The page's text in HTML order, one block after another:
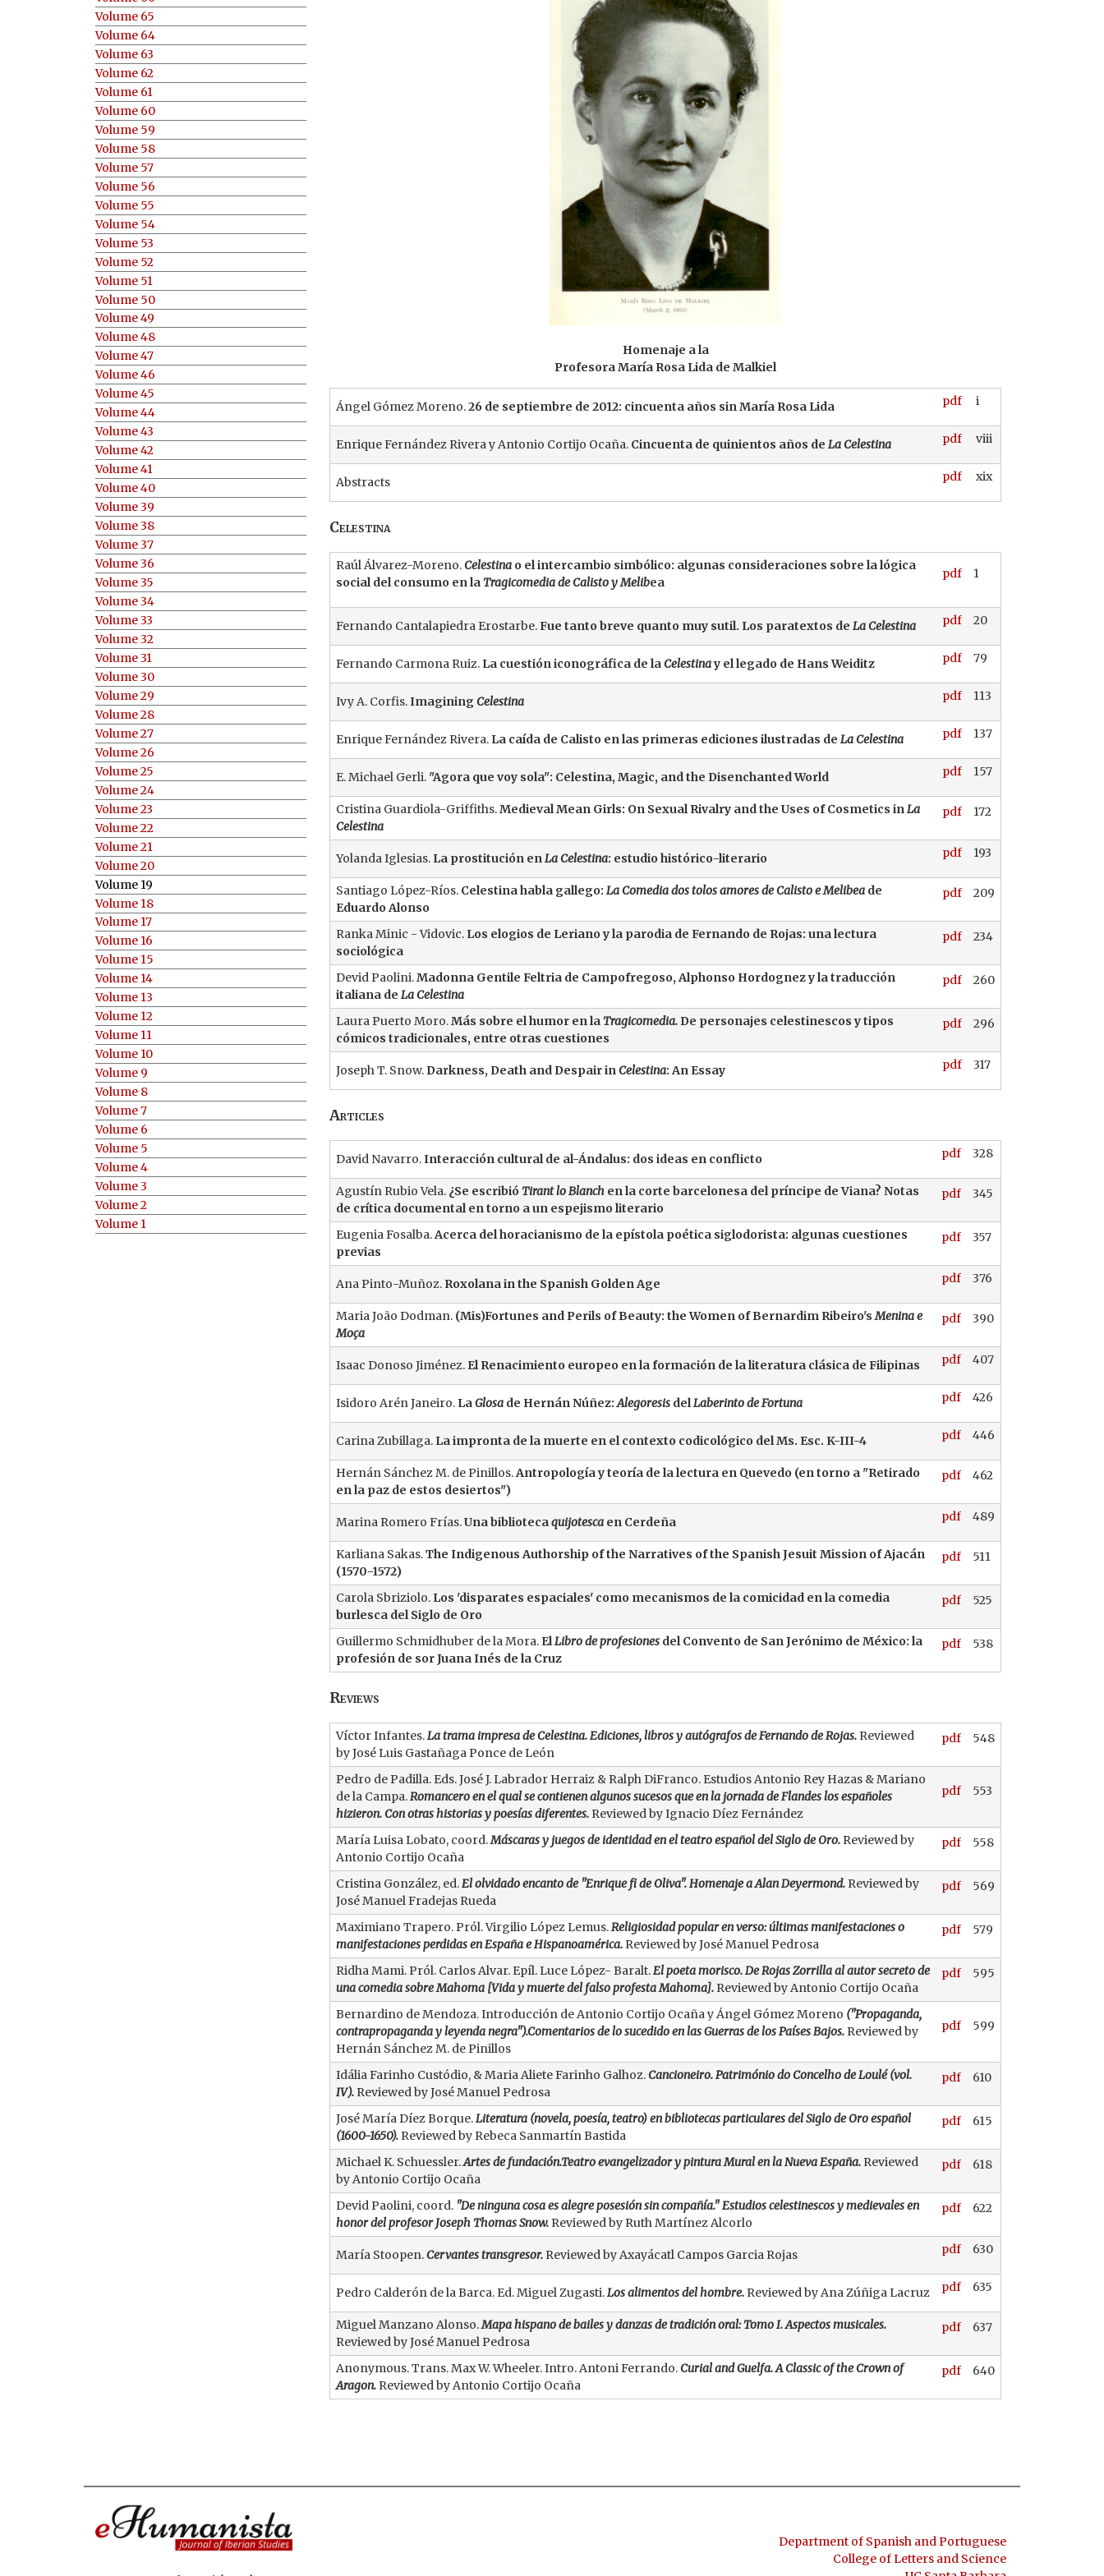
Homenaje a la
Profesora María Rosa Lida de Malkiel
Ángel Gómez Moreno.26 de septiembre de 2012: cincuenta años sin María Rosa Lida pdf i
Enrique Fernández Rivera y Antonio Cortijo Ocaña. Cincuenta de quinientos años de La Celestina pdf viii
Abstracts pdf xix
Celestina
Raúl Álvarez-Moreno.Celestina o el intercambio simbólico: algunas consideraciones sobre la lógica
social del consumo en laTragicomedia de Calisto y Melibea
pdf 1
Fernando Cantalapiedra Erostarbe.Fue tanto breve quanto muy sutil. Los paratextos de La Celestina pdf 20
Fernando Carmona Ruiz. La cuestión iconográfica de laCelestinay el legado de Hans Weiditz pdf 79
Ivy A. Corfis.ImaginingCelestina pdf 113
Enrique Fernández Rivera. La caída de Calisto en las primeras ediciones ilustradas de La Celestina pdf 137
E. Michael Gerli. "Agora que voy sola": Celestina, Magic, and the Disenchanted World pdf 157
Cristina Guardiola-Griffiths.Medieval Mean Girls: On Sexual Rivalry and the Uses of Cosmetics inLa
Celestina
pdf 172
Yolanda Iglesias. La prostitución enLa Celestina: estudio histórico-literario pdf 193
Santiago López-Ríos. Celestina habla gallego: La Comedia dos tolos amores de Calisto e Melibea de
Eduardo Alonso
pdf 209
Ranka Minic - Vidovic. Los elogios de Leriano y la parodia de Fernando de Rojas: una lectura
sociológica
pdf 234
Devid Paolini.Madonna Gentile Feltria de Campofregoso, Alphonso Hordognez y la traducción
italiana de La Celestina
pdf 260
Laura Puerto Moro.Más sobre el humor en laTragicomedia. De personajes celestinescos y tipos
cómicos tradicionales, entre otras cuestiones
pdf 296
Joseph T. Snow. Darkness, Death and Despair inCelestina: An Essay pdf 317
Articles
David Navarro.Interacción cultural de al-Ándalus: dos ideas en conflicto pdf 328
Agustín Rubio Vela. ¿Se escribió Tirant lo Blanch en la corte barcelonesa del príncipe de Viana? Notas
de crítica documental en torno a un espejismo literario
pdf 345
Eugenia Fosalba.Acerca del horacianismo de la epístola poética siglodorista: algunas cuestiones
previas
pdf 357
Ana Pinto-Muñoz. Roxolana in the Spanish Golden Age pdf 376
Maria João Dodman. (Mis)Fortunes and Perils of Beauty: the Women of Bernardim Ribeiro'sMenina e
Moça
pdf 390
Isaac Donoso Jiménez. El Renacimiento europeo en la formación de la literatura clásica de Filipinas pdf 407
Isidoro Arén Janeiro. LaGlosa de Hernán Núñez:Alegoresis delLaberinto de Fortuna pdf 426
Carina Zubillaga. La impronta de la muerte en el contexto codicológico del Ms. Esc. K-III-4 pdf 446
Hernán Sánchez M. de Pinillos.Antropología y teoría de la lectura en Quevedo (en torno a "Retirado
en la paz de estos desiertos")
pdf 462
Marina Romero Frías.Una bibliotecaquijotesca en Cerdeña pdf 489
Karliana Sakas.The Indigenous Authorship of the Narratives of the Spanish Jesuit Mission of Ajacán
(1570-1572)
pdf 511
Carola Sbriziolo. Los 'disparates espaciales' como mecanismos de la comicidad en la comedia
burlesca del Siglo de Oro
pdf 525
Guillermo Schmidhuber de la Mora. ElLibro de profesiones del Convento de San Jerónimo de México: la
profesión de sor Juana Inés de la Cruz
pdf 538
Reviews
Víctor Infantes.La trama impresa de Celestina. Ediciones, libros y autógrafos de Fernando de Rojas. Reviewed
by José Luis Gastañaga Ponce de León
pdf 548
Pedro de Padilla. Eds. José J. Labrador Herraiz & Ralph DiFranco. Estudios Antonio Rey Hazas & Mariano
de la Campa.Romancero en el qual se contienen algunos sucesos que en la jornada de Flandes los españoles
hizieron. Con otras historias y poesías diferentes. Reviewed by Ignacio Díez Fernández
pdf 553
María Luisa Lobato, coord.Máscaras y juegos de identidad en el teatro español del Siglo de Oro. Reviewed by
Antonio Cortijo Ocaña
pdf 558
Cristina González, ed.El olvidado encanto de "Enrique fi de Oliva". Homenaje a Alan Deyermond. Reviewed by
José Manuel Fradejas Rueda
pdf 569
Maximiano Trapero. Pról. Virgilio López Lemus.Religiosidad popular en verso: últimas manifestaciones o
manifestaciones perdidas en España e Hispanoamérica. Reviewed by José Manuel Pedrosa
pdf 579
Ridha Mami. Pról. Carlos Alvar. Epíl. Luce López- Baralt.El poeta morisco. De Rojas Zorrilla al autor secreto de
una comedia sobre Mahoma [Vida y muerte del falso profesta Mahoma]. Reviewed by Antonio Cortijo Ocaña
pdf 595
Bernardino de Mendoza. Introducción de Antonio Cortijo Ocaña y Ángel Gómez Moreno ("Propaganda,
contrapropaganda y leyenda negra").Comentarios de lo sucedido en las Guerras de los Países Bajos. Reviewed by
Hernán Sánchez M. de Pinillos
pdf 599
Idália Farinho Custódio, & Maria Aliete Farinho Galhoz.Cancioneiro. Património do Concelho de Loulé (vol.
IV). Reviewed by José Manuel Pedrosa
pdf 610
José María Díez Borque.Literatura (novela, poesía, teatro) en bibliotecas particulares del Siglo de Oro español
(1600-1650). Reviewed by Rebeca Sanmartín Bastida
pdf 615
Michael K. Schuessler.Artes de fundación.Teatro evangelizador y pintura Mural en la Nueva España. Reviewed
by Antonio Cortijo Ocaña
pdf 618
Devid Paolini, coord. "De ninguna cosa es alegre posesión sin compañía." Estudios celestinescos y medievales en
honor del profesor Joseph Thomas Snow. Reviewed by Ruth Martínez Alcorlo
pdf 622
María Stoopen.Cervantes transgresor. Reviewed by Axayácatl Campos Garcia Rojas pdf 630
Pedro Calderón de la Barca. Ed. Miguel Zugasti.Los alimentos del hombre. Reviewed by Ana Zúñiga Lacruz pdf 635
Miguel Manzano Alonso.Mapa hispano de bailes y danzas de tradición oral: Tomo I. Aspectos musicales.
Reviewed by José Manuel Pedrosa
pdf 637
Anonymous. Trans. Max W. Wheeler. Intro. Antoni Ferrando.Curial and Guelfa. A Classic of the Crown of
Aragon. Reviewed by Antonio Cortijo Ocaña
pdf 640
Volume 65
Volume 64
Volume 63
Volume 62
Volume 61
Volume 60
Volume 59
Volume 58
Volume 57
Volume 56
Volume 55
Volume 54
Volume 53
Volume 52
Volume 51
Volume 50
Volume 49
Volume 48
Volume 47
Volume 46
Volume 45
Volume 44
Volume 43
Volume 42
Volume 41
Volume 40
Volume 39
Volume 38
Volume 37
Volume 36
Volume 35
Volume 34
Volume 33
Volume 32
Volume 31
Volume 30
Volume 29
Volume 28
Volume 27
Volume 26
Volume 25
Volume 24
Volume 23
Volume 22
Volume 21
Volume 20
Volume 19
Volume 18
Volume 17
Volume 16
Volume 15
Volume 14
Volume 13
Volume 12
Volume 11
Volume 10
Volume 9
Volume 8
Volume 7
Volume 6
Volume 5
Volume 4
Volume 3
Volume 2
Volume 1
Department of Spanish and Portuguese
College of Letters and Science